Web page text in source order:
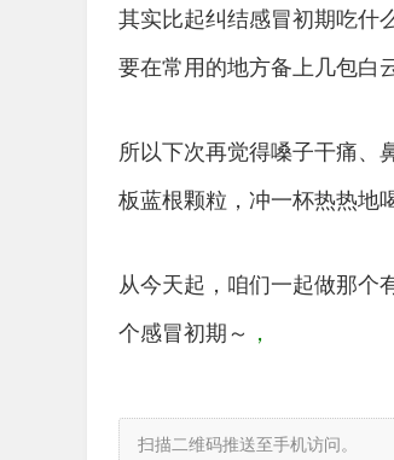
其实比起纠结感冒初期吃什
要在常用的地方备上几包白
所以下次再觉得嗓子干痛、
板蓝根颗粒，冲一杯热热地
从今天起，咱们一起做那个
个感冒初期～ ，
扫描二维码推送至手机访问。